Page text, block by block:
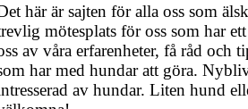
här är sajten för alla oss som
mötesplats för oss som har
av våra erfarenheter, få råd
har med hundar att göra.
av hundar. Liten hund